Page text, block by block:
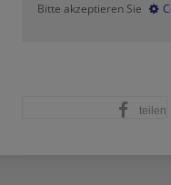
Bitte akzeptieren Sie
teilen